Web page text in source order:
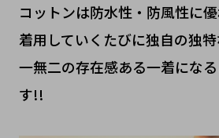
コットンは防水性・防風性に優
着用していくたびに独自の独
一無二の存在感ある一着にな
す!!